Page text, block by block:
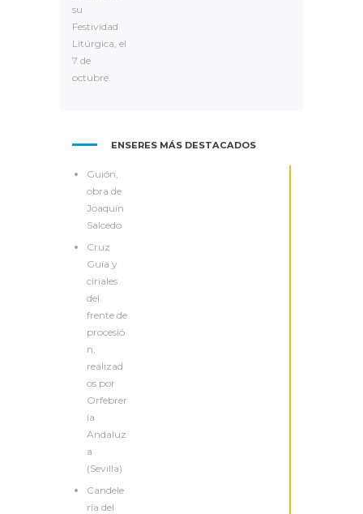
su
Festividad
Litúrgica, el
7 de
octubre.
ENSERES MÁS DESTACADOS
Guión,
obra de
Joaquín
Salcedo
Cruz
Guía y
ciriales
del
frente de
procesió
n,
realizad
os por
Orfebrer
ía
Andaluz
a
(Sevilla)
Candele
ría del